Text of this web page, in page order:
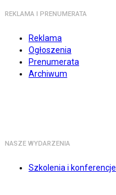
REKLAMA I PRENUMERATA
Reklama
Ogłoszenia
Prenumerata
Archiwum
NASZE WYDARZENIA
Szkolenia i konferencje